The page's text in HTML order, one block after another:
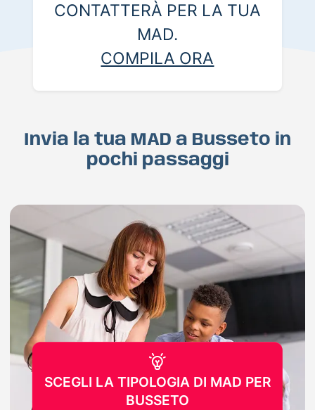
CONTATTERÀ PER LA TUA
MAD.
COMPILA ORA
Invia la tua MAD a Busseto in
pochi passaggi
SCEGLI LA TIPOLOGIA DI MAD PER
BUSSETO